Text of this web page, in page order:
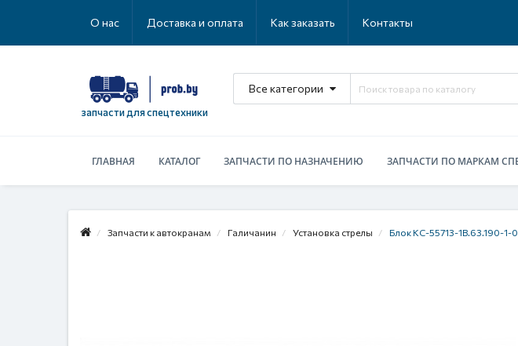
О нас Доставка и оплата Как заказать Контакты
запчасти для спецтехники
Все категории
ГЛАВНАЯ КАТАЛОГ ЗАПЧАСТИ ПО НАЗНАЧЕНИЮ ЗАПЧАСТИ ПО МАРКАМ
Запчасти к автокранам Галичанин Установка стрелы Блок КС-55713-1В.63.190-1-